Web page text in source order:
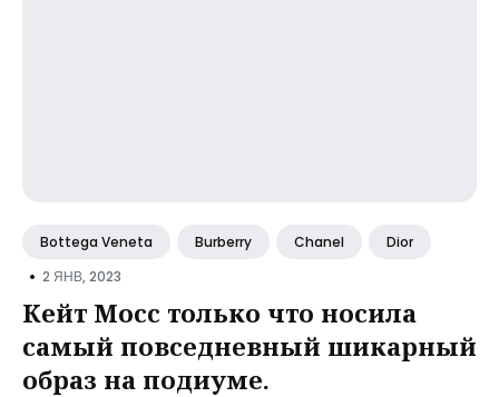
Bottega Veneta Burberry Chanel Dior
• 2 ЯНВ, 2023
Кейт Мосс только что носила
самый повседневный шикарный
образ на подиуме.